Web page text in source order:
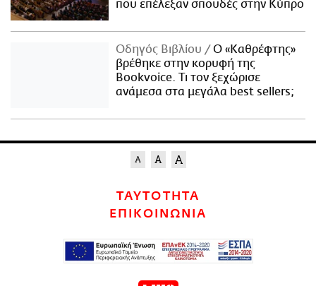
που επέλεξαν σπουδές στην Κύπρο
Οδηγός Βιβλίου
Ο «Καθρέφτης»
βρέθηκε στην κορυφή της
Bookvoice. Τι τον ξεχώρισε
ανάμεσα στα μεγάλα best sellers;
ΤΑΥΤΟΤΗΤΑ
ΕΠΙΚΟΙΝΩΝΙΑ